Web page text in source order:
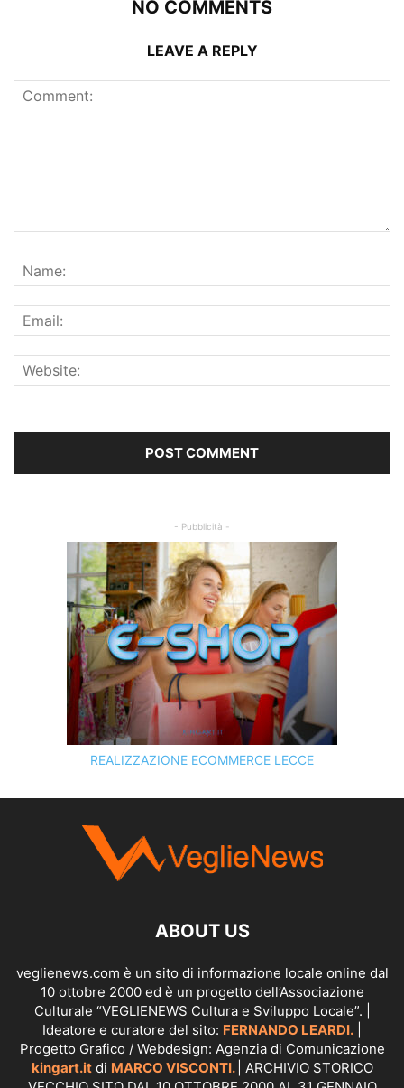
NO COMMENTS
LEAVE A REPLY
- Pubblicità -
REALIZZAZIONE ECOMMERCE LECCE
SCOPRI I SERVIZI DIKINGART.IT
ABOUT US
veglienews.com è un sito di informazione locale online dal
10 ottobre 2000 ed è un progetto dell’Associazione
Culturale “VEGLIENEWS Cultura e Sviluppo Locale”. |
Ideatore e curatore del sito: FERNANDO LEARDI.
Progetto Grafico / Webdesign: Agenzia di Comunicazione
kingart.itdi MARCO VISCONTI. | ARCHIVIO STORICO